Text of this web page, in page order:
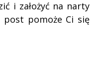
i założyć na narty
post pomoże Ci się